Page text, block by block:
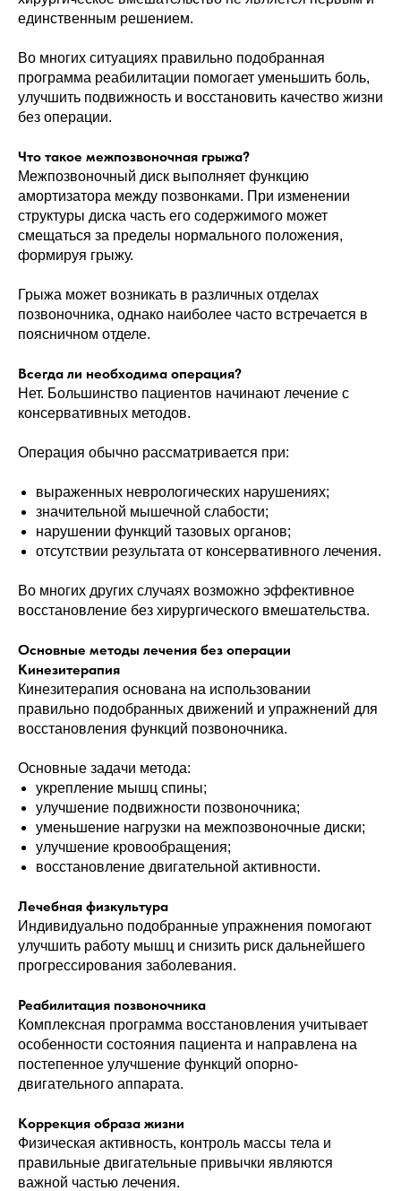
единственным решением.
Во многих ситуациях правильно подобранная
программа реабилитации помогает уменьшить боль,
улучшить подвижность и восстановить качество жизни
без операции.
Что такое межпозвоночная грыжа?
Межпозвоночный диск выполняет функцию
амортизатора между позвонками. При изменении
структуры диска часть его содержимого может
смещаться за пределы нормального положения,
формируя грыжу.
Грыжа может возникать в различных отделах
позвоночника, однако наиболее часто встречается в
поясничном отделе.
Всегда ли необходима операция?
Нет. Большинство пациентов начинают лечение с
консервативных методов.
Операция обычно рассматривается при:
выраженных неврологических нарушениях;
значительной мышечной слабости;
нарушении функций тазовых органов;
отсутствии результата от консервативного лечения.
Во многих других случаях возможно эффективное
восстановление без хирургического вмешательства.
Основные методы лечения без операции
Кинезитерапия
Кинезитерапия основана на использовании
правильно подобранных движений и упражнений для
восстановления функций позвоночника.
Основные задачи метода:
укрепление мышц спины;
улучшение подвижности позвоночника;
уменьшение нагрузки на межпозвоночные диски;
улучшение кровообращения;
восстановление двигательной активности.
Лечебная физкультура
Индивидуально подобранные упражнения помогают
улучшить работу мышц и снизить риск дальнейшего
прогрессирования заболевания.
Реабилитация позвоночника
Комплексная программа восстановления учитывает
особенности состояния пациента и направлена на
постепенное улучшение функций опорно-
двигательного аппарата.
Коррекция образа жизни
Физическая активность, контроль массы тела и
правильные двигательные привычки являются
важной частью лечения.